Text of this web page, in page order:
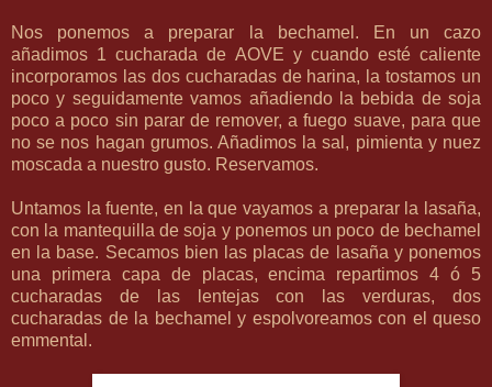
Nos ponemos a preparar la bechamel. En un cazo
añadimos 1 cucharada de AOVE y cuando esté caliente
incorporamos las dos cucharadas de harina, la tostamos un
poco y seguidamente vamos añadiendo la bebida de soja
poco a poco sin parar de remover, a fuego suave, para que
no se nos hagan grumos. Añadimos la sal, pimienta y nuez
moscada a nuestro gusto. Reservamos.
Untamos la fuente, en la que vayamos a preparar la lasaña,
con la mantequilla de soja y ponemos un poco de bechamel
en la base. Secamos bien las placas de lasaña y ponemos
una primera capa de placas, encima repartimos 4 ó 5
cucharadas de las lentejas con las verduras, dos
cucharadas de la bechamel y espolvoreamos con el queso
emmental.